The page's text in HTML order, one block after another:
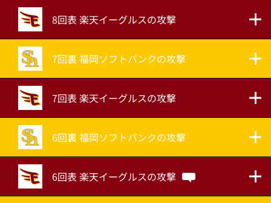
8回表 楽天イーグルスの攻撃
7回裏 福岡ソフトバンクの攻撃
7回表 楽天イーグルスの攻撃
6回裏 福岡ソフトバンクの攻撃
6回表 楽天イーグルスの攻撃